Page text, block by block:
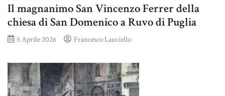
Il magnanimo San Vincenzo Ferrer della
chiesa di San Domenico a Ruvo di Puglia
5 Aprile 2026 Francesco Lauciello